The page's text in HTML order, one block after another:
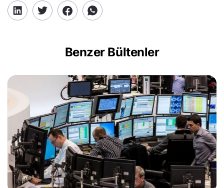
Benzer Bültenler